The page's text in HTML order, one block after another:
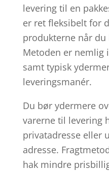
levering til en
er ret fleksibelt for
produkterne når
Metoden er nemlig
samt typisk
leveringsmanér.
Du bør ydermere
varerne til levering
privatadresse eller
adresse.
hak mindre